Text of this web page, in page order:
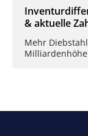
& aktuelle
Mehr
Milliardenhöhe